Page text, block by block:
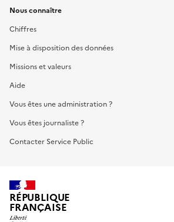
Nous connaître
Chiffres
Mise à disposition des données
Missions et valeurs
Aide
Vous êtes une administration ?
Vous êtes journaliste ?
Contacter Service Public
RÉPUBLIQUE
FRANÇAISE